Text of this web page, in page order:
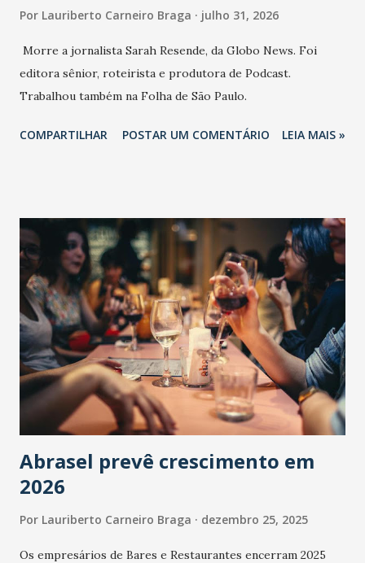
Por Lauriberto Carneiro Braga julho 31, 2026
Morre a jornalista Sarah Resende, da Globo News. Foi
editora sênior, roteirista e produtora de Podcast.
Trabalhou também na Folha de São Paulo.
COMPARTILHAR POSTAR UM COMENTÁRIO LEIA MAIS »
Abrasel prevê crescimento em
2026
Por Lauriberto Carneiro Braga dezembro 25, 2025
Os empresários de Bares e Restaurantes encerram 2025